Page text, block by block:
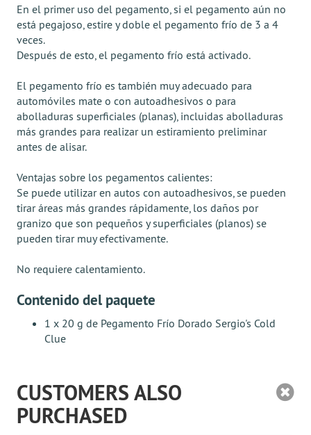
En el primer uso del pegamento, si el pegamento aún no
está pegajoso, estire y doble el pegamento frío de 3 a 4
veces.
Después de esto, el pegamento frío está activado.
El pegamento frío es también muy adecuado para
automóviles mate o con autoadhesivos o para
abolladuras superficiales (planas), incluidas abolladuras
más grandes para realizar un estiramiento preliminar
antes de alisar.
Ventajas sobre los pegamentos calientes:
Se puede utilizar en autos con autoadhesivos, se pueden
tirar áreas más grandes rápidamente, los daños por
granizo que son pequeños y superficiales (planos) se
pueden tirar muy efectivamente.
No requiere calentamiento.
Contenido del paquete
1 x 20 g de Pegamento Frío Dorado Sergio's Cold
Clue
CUSTOMERS ALSO
PURCHASED